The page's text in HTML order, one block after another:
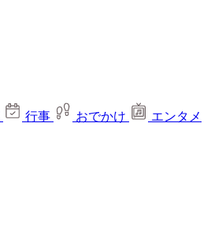
行事 おでかけ
エンタメ